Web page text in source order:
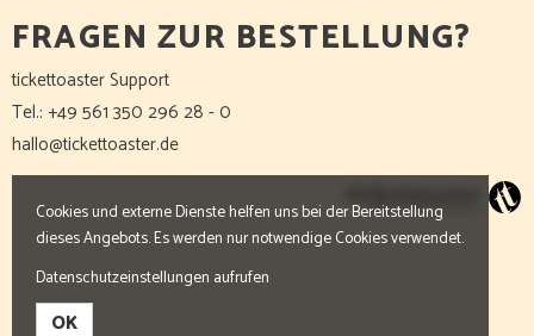
FRAGEN ZUR BESTELLUNG?
tickettoaster Support
Tel.: +49 561 350 296 28 - 0
hallo@tickettoaster.de
Cookies und externe Dienste helfen uns bei der Bereitstellung
dieses Angebots. Es werden nur notwendige Cookies verwendet.
Datenschutzeinstellungen aufrufen
OK